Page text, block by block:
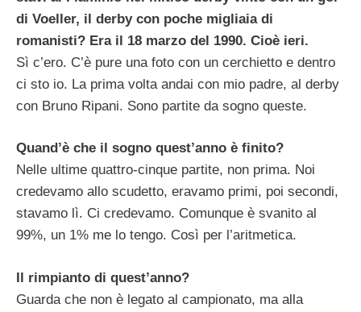
di Voeller, il derby con poche migliaia di
romanisti? Era il 18 marzo del 1990. Cioè ieri.
Sì c’ero. C’è pure una foto con un cerchietto e dentro
ci sto io. La prima volta andai con mio padre, al derby
con Bruno Ripani. Sono partite da sogno queste.
Quand’è che il sogno quest’anno è finito?
Nelle ultime quattro-cinque partite, non prima. Noi
credevamo allo scudetto, eravamo primi, poi secondi,
stavamo lì. Ci credevamo. Comunque è svanito al
99%, un 1% me lo tengo. Così per l’aritmetica.
Il rimpianto di quest’anno?
Guarda che non è legato al campionato, ma alla